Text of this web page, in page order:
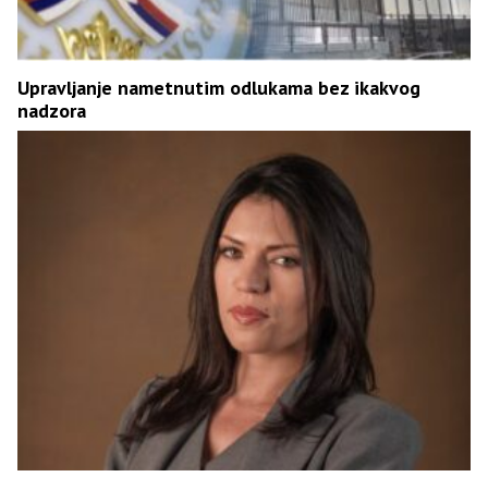
Upravljanje nametnutim odlukama bez ikakvog
nadzora